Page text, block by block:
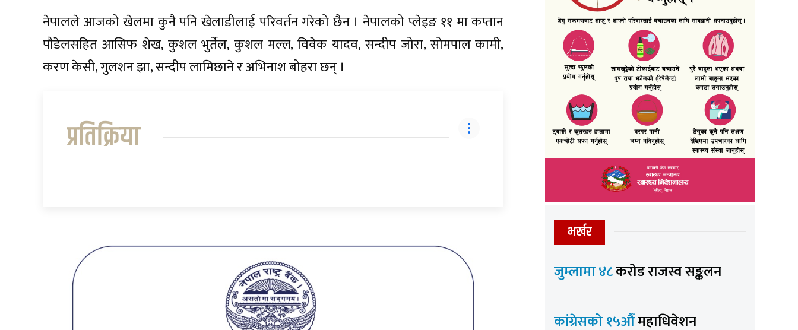
नेपालले आजको खेलमा कुनै पनि खेलाडीलाई परिवर्तन गरेको छैन । नेपालको प्लेइङ ११ मा कप्तान
पौडेलसहित आसिफ शेख, कुशल भुर्तेल, कुशल मल्ल, विवेक यादव, सन्दीप जोरा, सोमपाल कामी,
करण केसी, गुलशन झा, सन्दीप लामिछाने र अभिनाश बोहरा छन् ।
प्रतिक्रिया
भर्खर
जुम्लामा ४८करोड राजस्व सङ्कलन
कांग्रेसको १५औँमहाधिवेशन